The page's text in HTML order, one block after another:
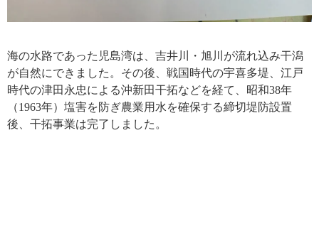
海の水路であった児島湾は、吉井川・旭川が流れ込み干潟
が自然にできました。その後、戦国時代の宇喜多堤、江戸
時代の津田永忠による沖新田干拓などを経て、昭和38年
（1963年）塩害を防ぎ農業用水を確保する締切堤防設置
後、干拓事業は完了しました。